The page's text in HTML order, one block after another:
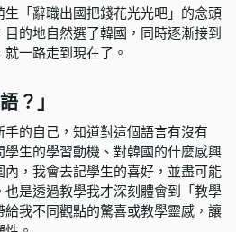
「辭職出國把錢花光光吧」的念頭
目的地自然選了韓國，同時逐漸接到
一路走到現在了。
？」
的自己，知道對這個語言有沒有
學生的學習動機、對韓國的什麼感興
，我會去記學生的喜好，並盡可能
是透過教學我才深刻體會到「教學
我不同觀點的驚喜或教學靈感，讓